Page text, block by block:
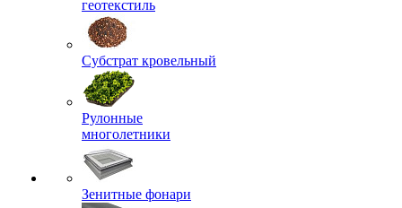
геотекстиль
Субстрат кровельный
Рулонные
многолетники
Зенитные фонари